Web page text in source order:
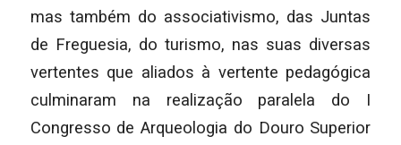
mas também do associativismo, das Juntas
de Freguesia, do turismo, nas suas diversas
vertentes que aliados à vertente pedagógica
culminaram na realização paralela do I
Congresso de Arqueologia do Douro Superior